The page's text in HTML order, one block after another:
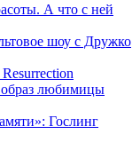
А что с ней
шоу с Дружко
образ любимицы
Гослинг